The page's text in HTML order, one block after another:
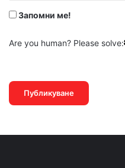
Запомни ме!
Are you human? Please solve: